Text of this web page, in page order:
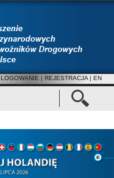
LOGOWANIE | REJESTRACJA | EN